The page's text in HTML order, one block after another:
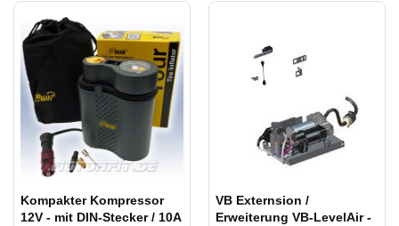
Kompakter Kompressor
12V - mit DIN-Stecker / 10A
VB Externsion /
Erweiterung VB-LevelAir -